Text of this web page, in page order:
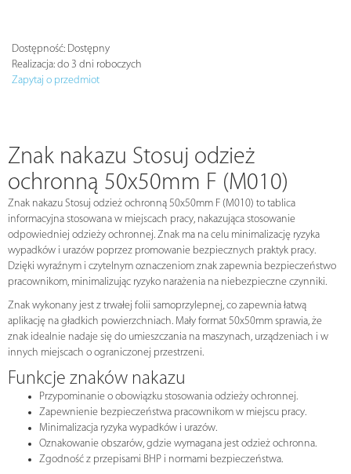
Dostępność: Dostępny
Realizacja: do 3 dni roboczych
Zapytaj o przedmiot
Znak nakazu Stosuj odzież
ochronną 50x50mm F (M010)
Znak nakazu Stosuj odzież ochronną 50x50mm F (M010) to tablica
informacyjna stosowana w miejscach pracy, nakazująca stosowanie
odpowiedniej odzieży ochronnej. Znak ma na celu minimalizację ryzyka
wypadków i urazów poprzez promowanie bezpiecznych praktyk pracy.
Dzięki wyraźnym i czytelnym oznaczeniom znak zapewnia bezpieczeństwo
pracownikom, minimalizując ryzyko narażenia na niebezpieczne czynniki.
Znak wykonany jest z trwałej folii samoprzylepnej, co zapewnia łatwą
aplikację na gładkich powierzchniach. Mały format 50x50mm sprawia, że
znak idealnie nadaje się do umieszczania na maszynach, urządzeniach i w
innych miejscach o ograniczonej przestrzeni.
Funkcje znaków nakazu
Przypominanie o obowiązku stosowania odzieży ochronnej.
Zapewnienie bezpieczeństwa pracownikom w miejscu pracy.
Minimalizacja ryzyka wypadków i urazów.
Oznakowanie obszarów, gdzie wymagana jest odzież ochronna.
Zgodność z przepisami BHP i normami bezpieczeństwa.